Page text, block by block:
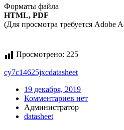
Форматы файла
HTML, PDF
(Для просмотра требуется Adobe
Просмотрено: 225
cy7c14625jxcdatasheet
19 декабря, 2019
Комментариев нет
Администратор
datasheet